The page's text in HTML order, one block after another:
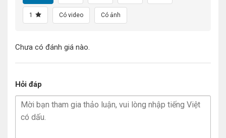
1 Có video Có ảnh
Chưa có đánh giá nào.
Hỏi đáp